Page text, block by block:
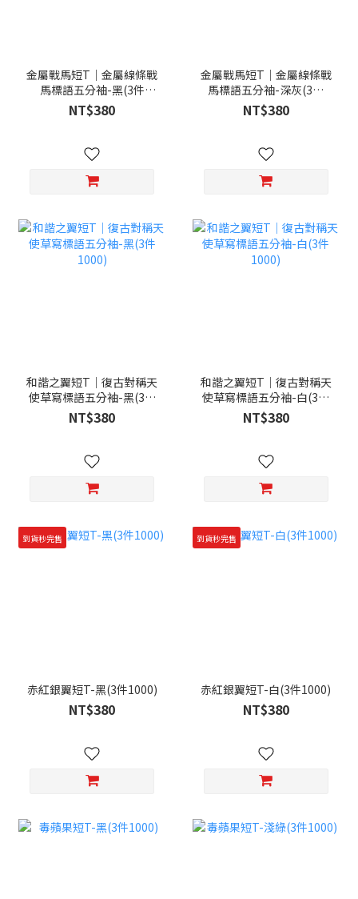
金屬戰馬短T｜金屬線條戰
馬標語五分袖-黑(3件
1000)
NT$380
金屬戰馬短T｜金屬線條戰
馬標語五分袖-深灰(3件
1000)
NT$380
和諧之翼短T｜復古對稱天
使草寫標語五分袖-黑(3件
1000)
NT$380
和諧之翼短T｜復古對稱天
使草寫標語五分袖-白(3件
1000)
NT$380
到貨秒完售
赤紅銀翼短T-黑(3件1000)
NT$380
到貨秒完售
赤紅銀翼短T-白(3件1000)
NT$380